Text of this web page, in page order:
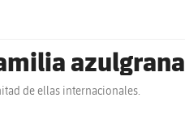
azulgrana
de ellas internacionales.